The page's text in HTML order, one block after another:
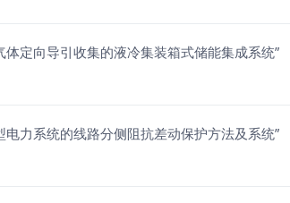
定向导引收集的液冷集装箱式储能集成系统”
力系统的线路分侧阻抗差动保护方法及系统”